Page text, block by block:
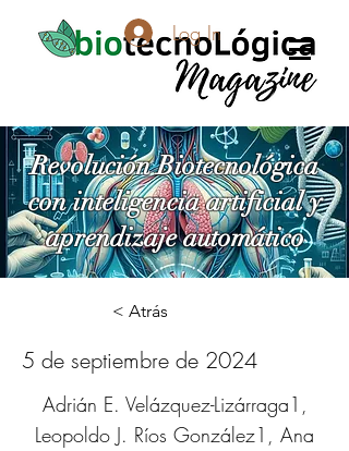
Log In
Revolución Biotecnológica
con inteligencia artificial y
aprendizaje automático
< Atrás
5 de septiembre de 2024
Adrián E. Velázquez-Lizárraga1,
Leopoldo J. Ríos González1, Ana